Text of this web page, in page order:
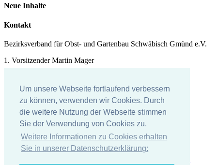
Um unsere Webseite fortlaufend verbessern
zu können, verwenden wir Cookies. Durch
die weitere Nutzung der Webseite stimmen
Sie der Verwendung von Cookies zu.
Weitere Informationen zu Cookies erhalten
Sie in unserer Datenschutzerklärung:
Neue Inhalte
Kontakt
Bezirksverband für Obst- und Gartenbau Schwäbisch Gmünd e.V.
1. Vorsitzender Martin Mager
E-Mail:martin.mager@t-online.de
Impressum
Datenschutzerklärung